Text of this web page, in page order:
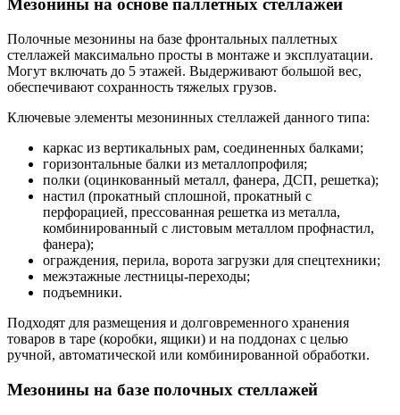
Мезонины на основе паллетных стеллажей
Полочные мезонины на базе фронтальных паллетных
стеллажей максимально просты в монтаже и эксплуатации.
Могут включать до 5 этажей. Выдерживают большой вес,
обеспечивают сохранность тяжелых грузов.
Ключевые элементы мезонинных стеллажей данного типа:
каркас из вертикальных рам, соединенных балками;
горизонтальные балки из металлопрофиля;
полки (оцинкованный металл, фанера, ДСП, решетка);
настил (прокатный сплошной, прокатный с
перфорацией, прессованная решетка из металла,
комбинированный с листовым металлом профнастил,
фанера);
ограждения, перила, ворота загрузки для спецтехники;
межэтажные лестницы-переходы;
подъемники.
Подходят для размещения и долговременного хранения
товаров в таре (коробки, ящики) и на поддонах с целью
ручной, автоматической или комбинированной обработки.
Мезонины на базе полочных стеллажей